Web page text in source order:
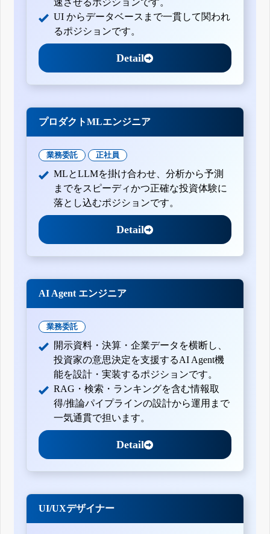
速させるポジションです。
UI からデータベースまで一貫して関われ
るポジションです。
Detail
プロダクトMLエンジニア
業務委託 正社員
MLとLLMを掛け合わせ、分析から予測
までをスピーディかつ正確な投資体験に
落とし込むポジションです。
Detail
AI Agent エンジニア
業務委託
開示資料・決算・企業データを横断し、
投資家の意思決定を支援するAI Agent機
能を設計・実装するポジションです。
RAG・検索・ランキングを含む情報取
得/推論パイプラインの設計から運用まで
一気通貫で担います。
Detail
UI/UXデザイナー